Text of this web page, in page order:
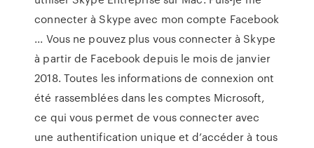
connecter à Skype avec mon compte Facebook
... Vous ne pouvez plus vous connecter à Skype
à partir de Facebook depuis le mois de janvier
2018. Toutes les informations de connexion ont
été rassemblées dans les comptes Microsoft,
ce qui vous permet de vous connecter avec
une authentification unique et d’accéder à tous